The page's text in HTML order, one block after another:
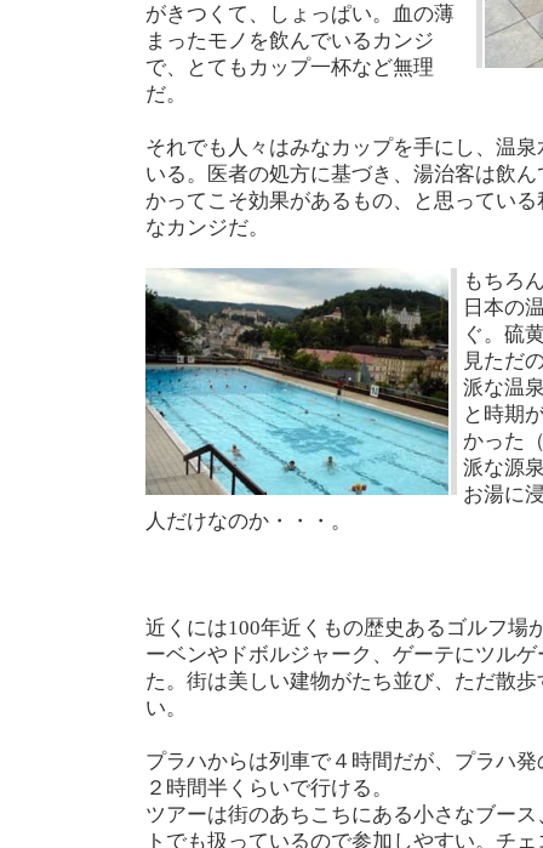
がきつくて、しょっぱい。血の薄
まったモノを飲んでいるカンジ
で、とてもカップ一杯など無理
だ。
それでも人々はみなカップを手にし、温
いる。医者の処方に基づき、湯治客は飲
かってこそ効果があるもの、と思ってい
なカンジだ。
もちろ
日本の
ぐ。硫
見ただ
派な温
と時期
かった
派な源
お湯に
人だけなのか・・・。
近くには100年近くもの歴史あるゴルフ場
ーベンやドボルジャーク、ゲーテにツル
た。街は美しい建物がたち並び、ただ散
い。
プラハからは列車で４時間だが、プラハ
２時間半くらいで行ける。
ツアーは街のあちこちにある小さなブー
トでも扱っているので参加しやすい。チ